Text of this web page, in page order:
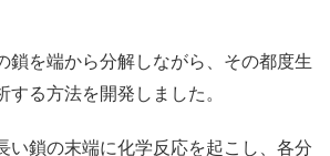
鎖を端から分解しながら、その都度生
する方法を開発しました。
い鎖の末端に化学反応を起こし、各分